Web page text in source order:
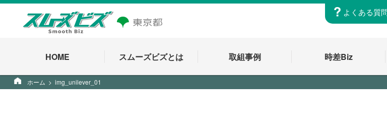
よくある質
HOME スムーズビズとは 取組事例 時差Biz
ホーム img_unilever_01